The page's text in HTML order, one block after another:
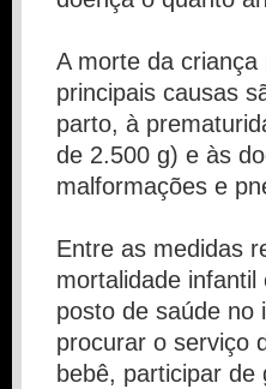
A morte da
principais causas
parto, à
de 2.500 g) e às
malformações e
Entre as medidas
mortalidade
posto de saúde no
procurar o serviço
bebê, participar de